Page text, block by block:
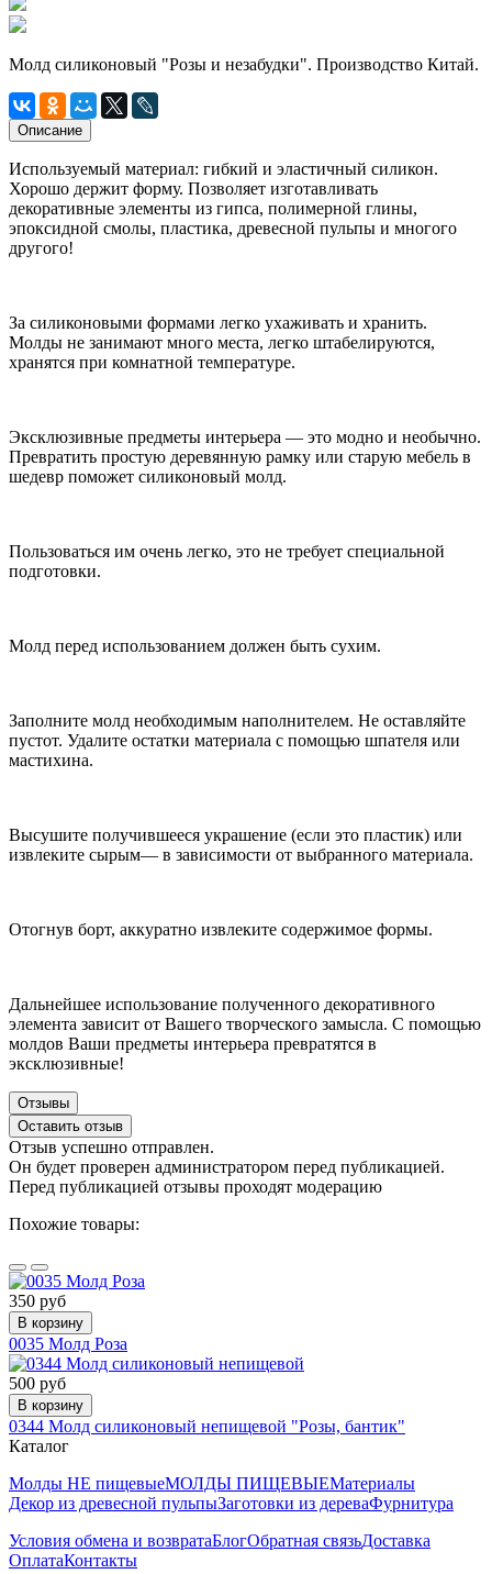
Молд силиконовый "Розы и незабудки". Производство Китай.
Описание
Используемый материал: гибкий и эластичный силикон.
Хорошо держит форму. Позволяет изготавливать
декоративные элементы из гипса, полимерной глины,
эпоксидной смолы, пластика, древесной пульпы и многого
другого!
За силиконовыми формами легко ухаживать и хранить.
Молды не занимают много места, легко штабелируются,
хранятся при комнатной температуре.
Эксклюзивные предметы интерьера — это модно и необычно.
Превратить простую деревянную рамку или старую мебель в
шедевр поможет силиконовый молд.
Пользоваться им очень легко, это не требует специальной
подготовки.
Молд перед использованием должен быть сухим.
Заполните молд необходимым наполнителем. Не оставляйте
пустот. Удалите остатки материала с помощью шпателя или
мастихина.
Высушите получившееся украшение (если это пластик) или
извлеките сырым— в зависимости от выбранного материала.
Отогнув борт, аккуратно извлеките содержимое формы.
Дальнейшее использование полученного декоративного
элемента зависит от Вашего творческого замысла. С помощью
молдов Ваши предметы интерьера превратятся в
эксклюзивные!
Отзывы
Оставить отзыв
Отзыв успешно отправлен.
Он будет проверен администратором перед публикацией.
Перед публикацией отзывы проходят модерацию
Похожие товары:
350 руб
В корзину
0035 Молд Роза
500 руб
В корзину
0344 Молд силиконовый непищевой "Розы, бантик"
Каталог
Молды НЕ пищевыеМОЛДЫ ПИЩЕВЫЕМатериалы
Декор из древесной пульпыЗаготовки из дереваФурнитура
Условия обмена и возвратаБлогОбратная связьДоставка
ОплатаКонтакты